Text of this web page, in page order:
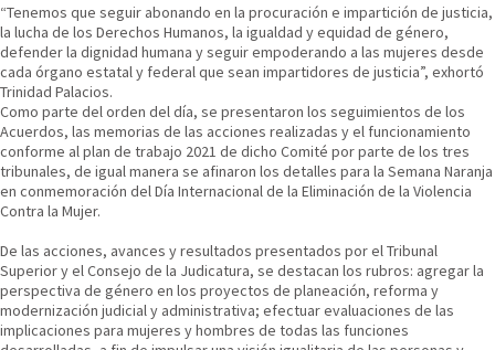
“Tenemos que seguir abonando en la procuración e impartición de justicia,
la lucha de los Derechos Humanos, la igualdad y equidad de género,
defender la dignidad humana y seguir empoderando a las mujeres desde
cada órgano estatal y federal que sean impartidores de justicia”, exhortó
Trinidad Palacios.
Como parte del orden del día, se presentaron los seguimientos de los
Acuerdos, las memorias de las acciones realizadas y el funcionamiento
conforme al plan de trabajo 2021 de dicho Comité por parte de los tres
tribunales, de igual manera se afinaron los detalles para la Semana Naranja
en conmemoración del Día Internacional de la Eliminación de la Violencia
Contra la Mujer.
De las acciones, avances y resultados presentados por el Tribunal
Superior y el Consejo de la Judicatura, se destacan los rubros: agregar la
perspectiva de género en los proyectos de planeación, reforma y
modernización judicial y administrativa; efectuar evaluaciones de las
implicaciones para mujeres y hombres de todas las funciones